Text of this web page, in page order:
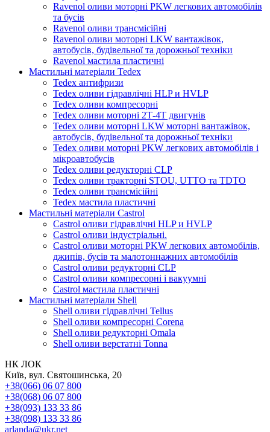
Ravenol оливи моторні PKW легкових автомобілів
та бусів
Ravenol оливи трансмісійні
Ravenol оливи моторні LKW вантажівок,
автобусів, будівельної та дорожньої техніки
Ravenol мастила пластичні
Мастильні матеріали Tedex
Tedex антифризи
Tedex оливи гідравлічні HLP и HVLP
Tedex оливи компресорні
Tedex оливи моторні 2Т-4Т двигунів
Tedex оливи моторні LKW моторні вантажівок,
автобусів, будівельної та дорожньої техніки
Tedex оливи моторні PKW легкових автомобілів і
мікроавтобусів
Tedex оливи редукторні CLP
Tedex оливи тракторні STOU, UTTO та TDTO
Tedex оливи трансмісійні
Tedex мастила пластичні
Мастильні матеріали Castrol
Castrol оливи гідравлічні HLP и HVLP
Castrol оливи індустріальні.
Castrol оливи моторні PKW легкових автомобілів,
джипів, бусів та малотоннажних автомобілів
Castrol оливи редукторні CLP
Castrol оливи компресорні і вакуумні
Castrol мастила пластичні
Мастильні матеріали Shell
Shell оливи гідравлічні Tellus
Shell оливи компресорні Corena
Shell оливи редукторні Omala
Shell оливи верстатні Tonna
НК ЛОК
Київ, вул. Святошинська, 20
+38(066) 06 07 800
+38(068) 06 07 800
+38(093) 133 33 86
+38(098) 133 33 86
arlanda@ukr.net